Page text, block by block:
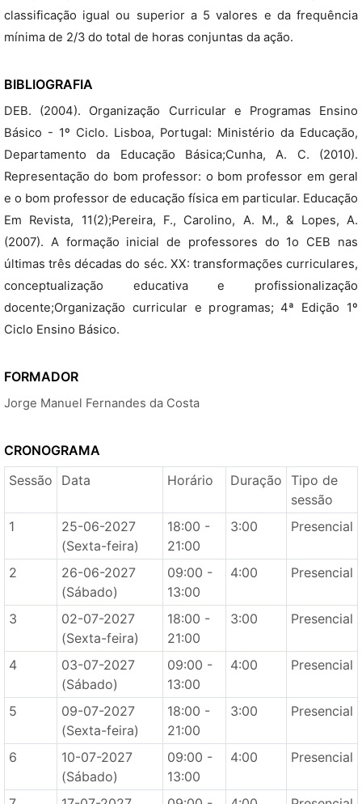
classificação igual ou superior a 5 valores e da frequência
mínima de 2/3 do total de horas conjuntas da ação.
BIBLIOGRAFIA
DEB. (2004). Organização Curricular e Programas Ensino
Básico - 1º Ciclo. Lisboa, Portugal: Ministério da Educação,
Departamento da Educação Básica;Cunha, A. C. (2010).
Representação do bom professor: o bom professor em geral
e o bom professor de educação física em particular. Educação
Em Revista, 11(2);Pereira, F., Carolino, A. M., & Lopes, A.
(2007). A formação inicial de professores do 1o CEB nas
últimas três décadas do séc. XX: transformações curriculares,
conceptualização educativa e profissionalização
docente;Organização curricular e programas; 4ª Edição 1º
Ciclo Ensino Básico.
FORMADOR
Jorge Manuel Fernandes da Costa
CRONOGRAMA
Sessão
Data Horário Duração Tipo de
sessão
1
25-06-2027
(Sexta-feira)
18:00 -
21:00
3:00 Presencial
2
26-06-2027
(Sábado)
09:00 -
13:00
4:00 Presencial
3
02-07-2027
(Sexta-feira)
18:00 -
21:00
3:00 Presencial
4
03-07-2027
(Sábado)
09:00 -
13:00
4:00 Presencial
5
09-07-2027
(Sexta-feira)
18:00 -
21:00
3:00 Presencial
6
10-07-2027
(Sábado)
09:00 -
13:00
4:00 Presencial